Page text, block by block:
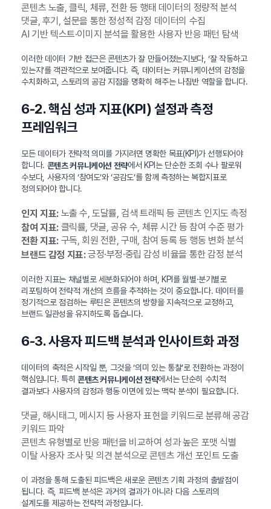
콘텐츠 노출, 클릭, 체류, 전환 등 행태 데이터의 정량적 분석
댓글, 후기, 설문을 통한 정성적 감정 데이터의 수집
AI 기반 텍스트·이미지 분석을 활용한 사용자 반응 패턴 탐색
이러한 데이터 기반 접근은 콘텐츠가 잘 만들어졌는지보다, ‘잘 작동하고
있는지’를 객관적으로 보여줍니다. 즉, 데이터는 커뮤니케이션의 감정을
수치화하고, 스토리의 공감 지점을 명확히 해주는 나침반 역할을 합니다.
6-2. 핵심 성과 지표(KPI) 설정과 측정
프레임워크
모든 데이터가 전략적 의미를 가지려면 명확한 목표(KPI)가 선행되어야
합니다. 콘텐츠 커뮤니케이션 전략에서 KPI는 단순한 조회 수나 팔로워
수보다, 사용자의 ‘참여도’와 ‘공감도’를 함께 측정하는 복합지표로
정의되어야 합니다.
인지 지표:노출 수, 도달률, 검색 트래픽 등 콘텐츠 인지도 측정
참여 지표:클릭률, 댓글, 공유 수, 체류 시간 등 참여 수준 평가
전환 지표:구독, 회원 전환, 구매, 참여 등록 등 행동 변화 분석
브랜드 감정 지표:긍정·부정·중립 감성 비율을 통한 감정 분석
이러한 지표는 채널별로 세분화되어야 하며, KPI를 월별·분기별로
리포팅하여 전략적 개선의 흐름을 추적하는 것이 중요합니다. 데이터를
정기적으로 점검하는 루틴은 콘텐츠의 방향을 지속적으로 교정하고,
브랜드 일관성을 유지하도록 돕습니다.
6-3. 사용자 피드백 분석과 인사이트화 과정
데이터의 축적은 시작일 뿐, 그것을 ‘의미 있는 통찰’로 전환하는 과정이
핵심입니다. 특히 콘텐츠 커뮤니케이션 전략에서는 단순히 수치적
결과보다 사용자의 감정과 행동 이면에 있는 맥락 분석이 필요합니다.
댓글, 해시태그, 메시지 등 사용자 표현을 키워드로 분류해 공감
키워드 파악
콘텐츠 유형별로 반응 패턴을 비교하여 성과 높은 포맷 식별
이탈 사용자 조사 및 의견 분석으로 콘텐츠 개선 포인트 도출
이 과정을 통해 도출된 피드백은 새로운 콘텐츠 기획 과정의 출발점이
됩니다. 즉, 피드백 분석은 과거의 결과가 아니라 다음 스토리의
설계도를 제공하는 전략적 과정입니다.